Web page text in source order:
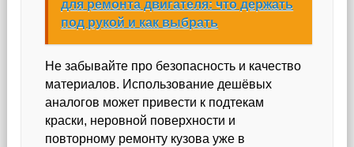
для ремонта двигателя: что держать
под рукой и как выбрать
Не забывайте про безопасность и качество
материалов. Использование дешёвых
аналогов может привести к подтекам
краски, неровной поверхности и
повторному ремонту кузова уже в